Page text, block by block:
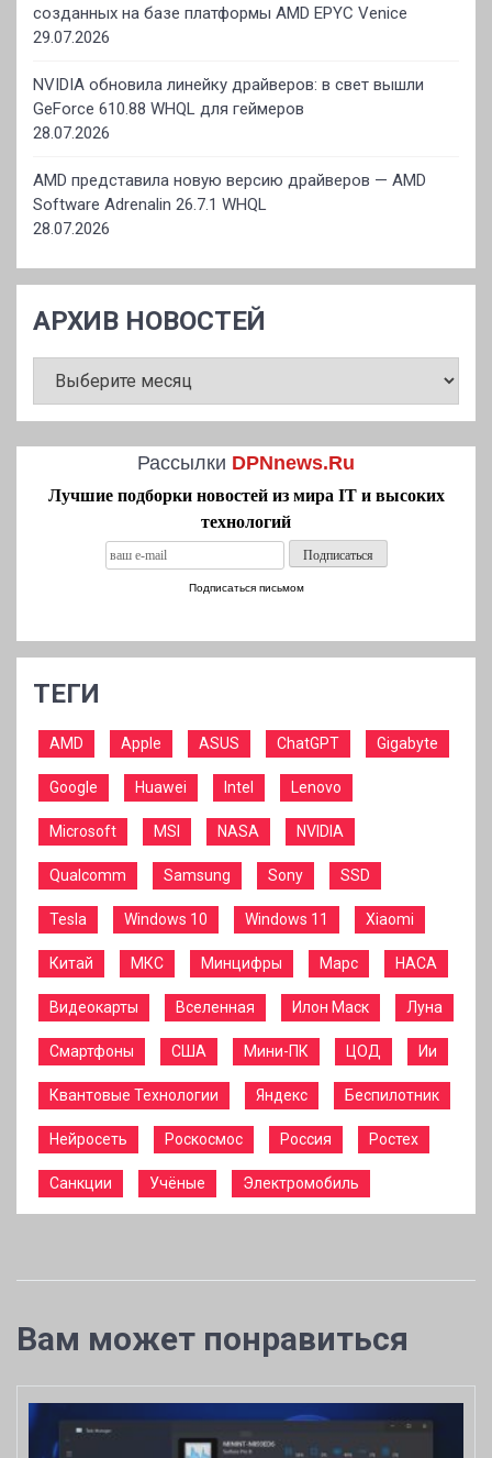
созданных на базе платформы AMD EPYC Venice
29.07.2026
NVIDIA обновила линейку драйверов: в свет вышли
GeForce 610.88 WHQL для геймеров
28.07.2026
AMD представила новую версию драйверов — AMD
Software Adrenalin 26.7.1 WHQL
28.07.2026
АРХИВ НОВОСТЕЙ
НОВОСТЕЙ
Рассылки DPNnews.Ru
Лучшие подборки новостей из мира IT и высоких
технологий
Подписаться письмом
ТЕГИ
AMD Apple ASUS ChatGPT Gigabyte
Google Huawei Intel Lenovo
Microsoft MSI NASA NVIDIA
Qualcomm Samsung Sony SSD
Tesla Windows 10 Windows 11 Xiaomi
Китай МКС Минцифры Марс НАСА
Видеокарты Вселенная Илон Маск Луна
Смартфоны США Мини-ПК ЦОД Ии
Квантовые Технологии Яндекс Беспилотник
Нейросеть Роскосмос Россия Ростех
Санкции Учёные Электромобиль
Вам может понравиться